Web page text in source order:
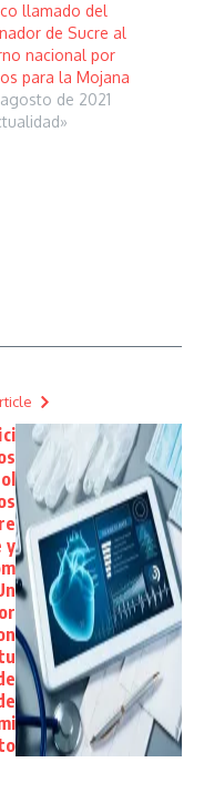
llamado del
de Sucre al
nacional por
para la Mojana
de 2021
y